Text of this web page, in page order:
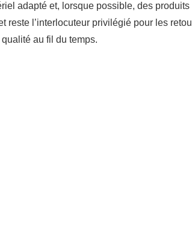
adapté et, lorsque possible, des produits
l’interlocuteur privilégié pour les
au fil du temps.